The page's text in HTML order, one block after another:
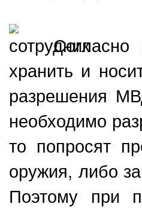
Согласно
хранить и
разрешения
необходимо
то попросят
оружия, либо
Поэтому при